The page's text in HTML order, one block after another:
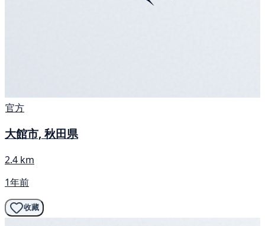
官方
大館市, 秋田県
2.4 km
1年前
收藏